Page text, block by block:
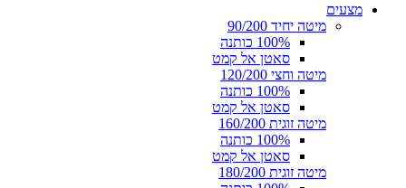
מצעים
מיטה יחיד 90/200
100% כותנה
סאטן אל קמט
מיטה וחצי 120/200
100% כותנה
סאטן אל קמט
מיטה זוגית 160/200
100% כותנה
סאטן אל קמט
מיטה זוגית 180/200